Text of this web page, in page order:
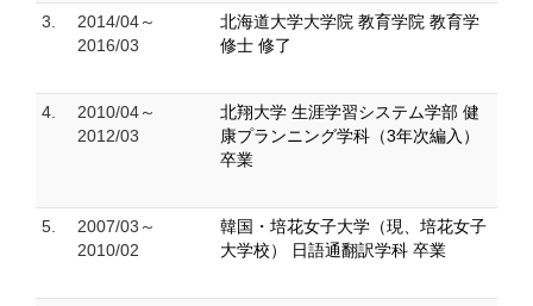
3.
2014/04～
2016/03
北海道大学大学院 教育学院 教育学
修士 修了
4.
2010/04～
2012/03
北翔大学 生涯学習システム学部 健
康プランニング学科（3年次編入）
卒業
5.
2007/03～
2010/02
韓国・培花女子大学（現、培花女子
大学校） 日語通翻訳学科 卒業